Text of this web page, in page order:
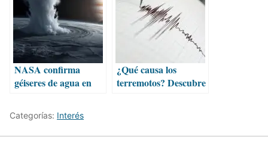
NASA confirma
géiseres de agua en
Júpiter
¿Qué causa los
terremotos? Descubre
Categorías: Interés